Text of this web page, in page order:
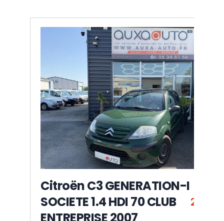
Citroën C3 GENERATION-I
SOCIETE 1.4 HDI 70 CLUB
2 000